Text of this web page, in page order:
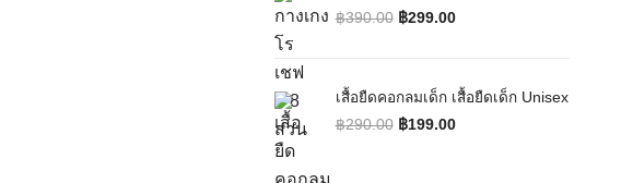
฿390.00
Original price was: ฿390.00.
฿299.00
Current price is: ฿299.00.
เสื้อยืดคอกลมเด็ก เสื้อยืดเด็ก Unisex
฿290.00
Original price was: ฿290.00.
฿199.00
Current price is: ฿199.00.